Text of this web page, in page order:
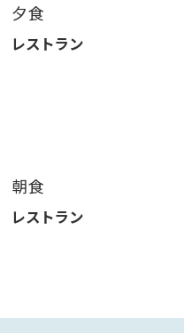
食材事情により、お料
います。
※諸事情により懐石料理
芋焼酎「黒霧島」をはじ
コーナーに生ビールやワ
夕食
レストラン
朝食
レストラン